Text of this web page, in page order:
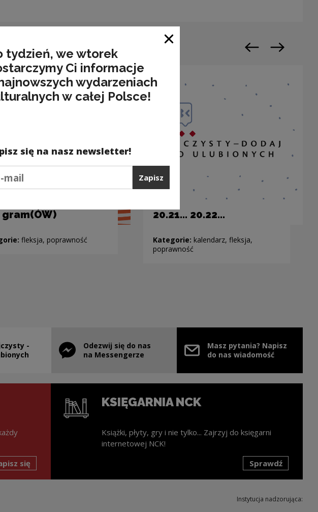
gram(ÓW)
fleksja, poprawność
20.21… 20.22…
Kategorie: kalendarz, fleksja,
poprawność
Poprzedni slajd
Następny
-
otwarty w nowym oknie
Odezwij się do nas
na Messengerze
Uwaga, link zostanie otwarty w nowym oknie
Masz pytania? Napisz
do nas wiadomość
się
KSIĘGARNIA NCK
Książki, płyty, gry i nie tylko... Zajrzyj do księgarni
internetowej NCK!
Sprawdź
Instytucja nadzorująca:
tydzień, we wtorek
Ci informacje
wydarzeniach
w całej Polsce!
się na nasz newsletter!
Zapisz